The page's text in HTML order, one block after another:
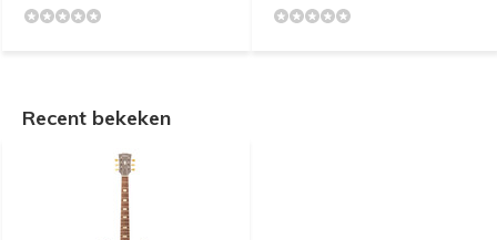
Recent bekeken